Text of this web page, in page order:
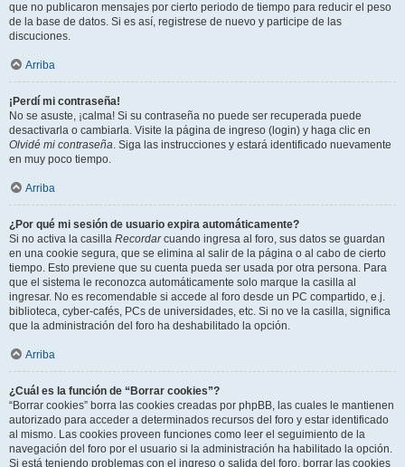
que no publicaron mensajes por cierto periodo de tiempo para reducir el peso
de la base de datos. Si es así, registrese de nuevo y participe de las
discuciones.
Arriba
¡Perdí mi contraseña!
No se asuste, ¡calma! Si su contraseña no puede ser recuperada puede
desactivarla o cambiarla. Visite la página de ingreso (login) y haga clic en
Olvidé mi contraseña. Siga las instrucciones y estará identificado nuevamente
en muy poco tiempo.
Arriba
¿Por qué mi sesión de usuario expira automáticamente?
Si no activa la casilla Recordarcuando ingresa al foro, sus datos se guardan
en una cookie segura, que se elimina al salir de la página o al cabo de cierto
tiempo. Esto previene que su cuenta pueda ser usada por otra persona. Para
que el sistema le reconozca automáticamente solo marque la casilla al
ingresar. No es recomendable si accede al foro desde un PC compartido, e.j.
biblioteca, cyber-cafés, PCs de universidades, etc. Si no ve la casilla, significa
que la administración del foro ha deshabilitado la opción.
Arriba
¿Cuál es la función de “Borrar cookies”?
“Borrar cookies” borra las cookies creadas por phpBB, las cuales le mantienen
autorizado para acceder a determinados recursos del foro y estar identificado
al mismo. Las cookies proveen funciones como leer el seguimiento de la
navegación del foro por el usuario si la administración ha habilitado la opción.
Si está teniendo problemas con el ingreso o salida del foro, borrar las cookies